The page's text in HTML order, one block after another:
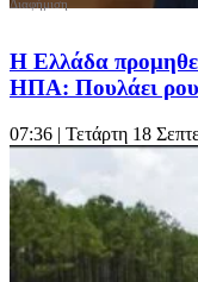
Η Ελλάδα
ΗΠΑ: Πουλάει
07:36 | Τετάρτη 18